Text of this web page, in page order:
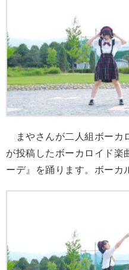
まやさんが二人組ボーカ
が投稿したボーカロイド楽
ーデ』を踊ります。ボーカ